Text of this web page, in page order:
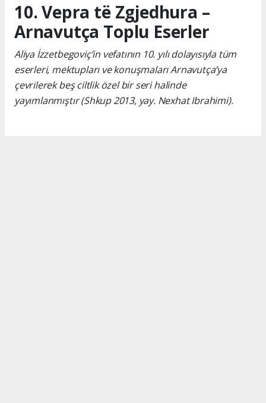
10. Vepra të Zgjedhura –
Arnavutça Toplu Eserler
Aliya İzzetbegoviç’in vefatının 10. yılı dolayısıyla tüm
eserleri, mektupları ve konuşmaları Arnavutça’ya
çevrilerek beş ciltlik özel bir seri halinde
yayımlanmıştır (Shkup 2013, yay. Nexhat Ibrahimi).